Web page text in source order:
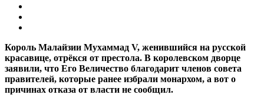
Король Малайзии Мухаммад V, женившийся на русской
красавице, отрёкся от престола. В королевском дворце
заявили, что Его Величество благодарит членов совета
правителей, которые ранее избрали монархом, а вот о
причинах отказа от власти не сообщил.